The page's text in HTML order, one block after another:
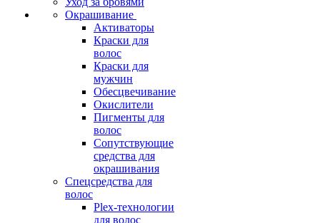
Окрашивание
Активаторы
Краски для
волос
Краски для
мужчин
Обесцвечивание
Окислители
Пигменты для
волос
Сопутствующие
средства для
окрашивания
Спецсредства для
волос
Plex-технологии
для волос